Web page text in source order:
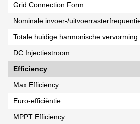
Grid Connection Form
Nominale invoer-/
Totale huidige harmonische vervorming
DC Injectiestroom
Efficiency
Max Efficiency
Euro-efficiëntie
MPPT Efficiency